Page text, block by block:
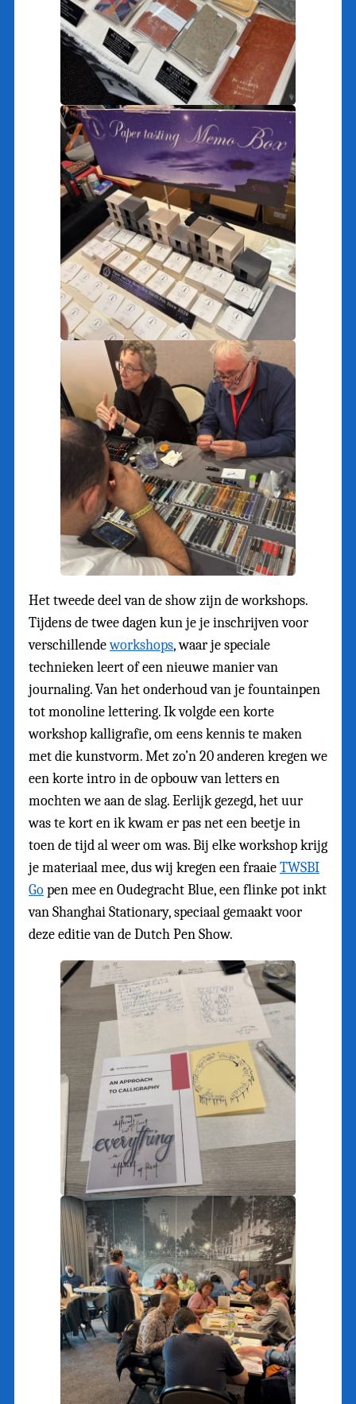
Het tweede deel van de show zijn de workshops.
Tijdens de twee dagen kun je je inschrijven voor
verschillendeworkshops, waar je speciale
technieken leert of een nieuwe manier van
journaling. Van het onderhoud van je fountainpen
tot monoline lettering. Ik volgde een korte
workshop kalligrafie, om eens kennis te maken
met die kunstvorm. Met zo’n 20 anderen kregen we
een korte intro in de opbouw van letters en
mochten we aan de slag. Eerlijk gezegd, het uur
was te kort en ik kwam er pas net een beetje in
toen de tijd al weer om was. Bij elke workshop krijg
je materiaal mee, dus wij kregen een fraaieTWSBI
Gopen mee en Oudegracht Blue, een flinke pot inkt
van Shanghai Stationary, speciaal gemaakt voor
deze editie van de Dutch Pen Show.